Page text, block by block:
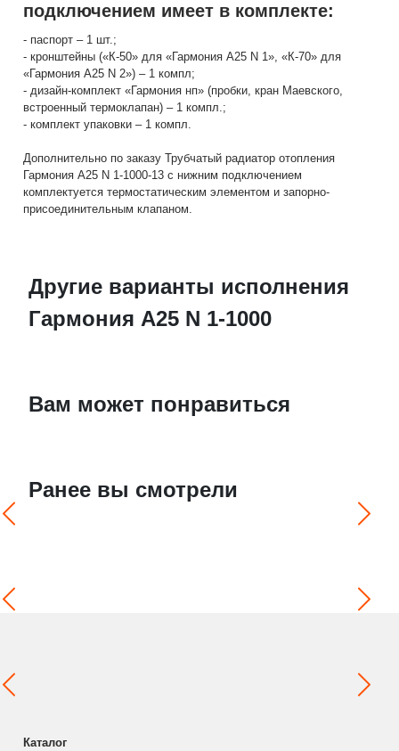
подключением имеет в комплекте:
- паспорт – 1 шт.;
- кронштейны («К-50» для «Гармония А25 N 1», «К-70» для
«Гармония А25 N 2») – 1 компл;
- дизайн-комплект «Гармония нп» (пробки, кран Маевского,
встроенный термоклапан) – 1 компл.;
- комплект упаковки – 1 компл.
Дополнительно по заказу Трубчатый радиатор отопления
Гармония А25 N 1-1000-13 с нижним подключением
комплектуется термостатическим элементом и запорно-
присоединительным клапаном.
Другие варианты исполнения
Гармония А25 N 1-1000
Вам может понравиться
Ранее вы смотрели
Каталог